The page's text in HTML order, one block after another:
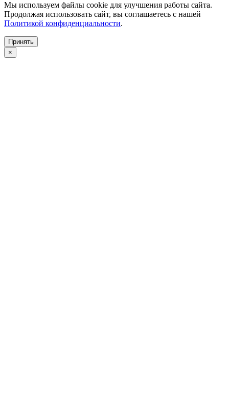
Мы используем файлы cookie для улучшения работы сайта.
Продолжая использовать сайт, вы соглашаетесь с нашей
Политикой конфиденциальности.
Принять
×